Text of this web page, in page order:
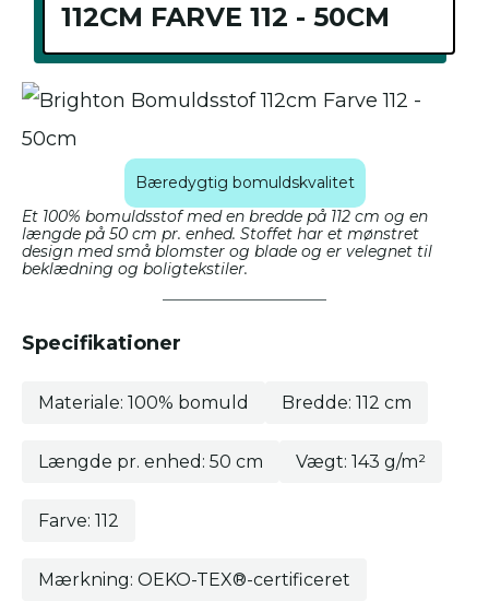
Bæredygtig bomuldskvalitet
112CM FARVE 112 - 50CM
Et 100% bomuldsstof med en bredde på 112 cm og en
længde på 50 cm pr. enhed. Stoffet har et mønstret
design med små blomster og blade og er velegnet til
beklædning og boligtekstiler.
Specifikationer
Materiale: 100% bomuld Bredde: 112 cm
Længde pr. enhed: 50 cm Vægt: 143 g/m²
Farve: 112
Mærkning: OEKO-TEX®-certificeret